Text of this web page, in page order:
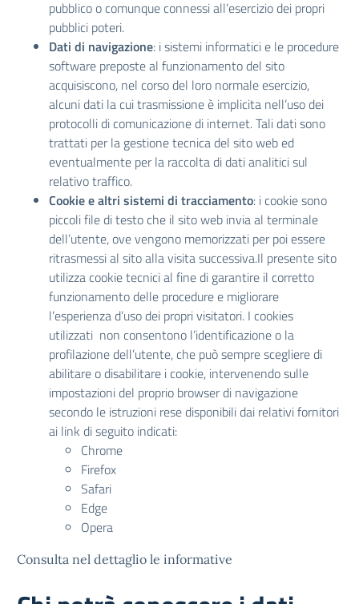
pubblico o comunque connessi all’esercizio dei propri
pubblici poteri.
Dati di navigazione: i sistemi informatici e le procedure
software preposte al funzionamento del sito
acquisiscono, nel corso del loro normale esercizio,
alcuni dati la cui trasmissione è implicita nell’uso dei
protocolli di comunicazione di internet. Tali dati sono
trattati per la gestione tecnica del sito web ed
eventualmente per la raccolta di dati analitici sul
relativo traffico.
Cookie e altri sistemi di tracciamento: i cookie sono
piccoli file di testo che il sito web invia al terminale
dell’utente, ove vengono memorizzati per poi essere
ritrasmessi al sito alla visita successiva.Il presente sito
utilizza cookie tecnici al fine di garantire il corretto
funzionamento delle procedure e migliorare
l’esperienza d’uso dei propri visitatori. I cookies
utilizzati non consentono l’identificazione o la
profilazione dell’utente, che può sempre scegliere di
abilitare o disabilitare i cookie, intervenendo sulle
impostazioni del proprio browser di navigazione
secondo le istruzioni rese disponibili dai relativi fornitori
ai link di seguito indicati:
Chrome
Firefox
Safari
Edge
Opera
Consulta nel dettaglio le informative